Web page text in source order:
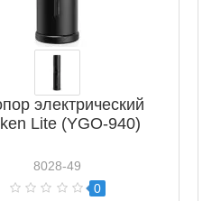
электрический
Lite (YGO-940)
8028-49
0